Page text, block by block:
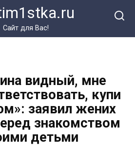
Сайт для Вас!
видный, мне
купи
заявил жених
знакомством
детьми